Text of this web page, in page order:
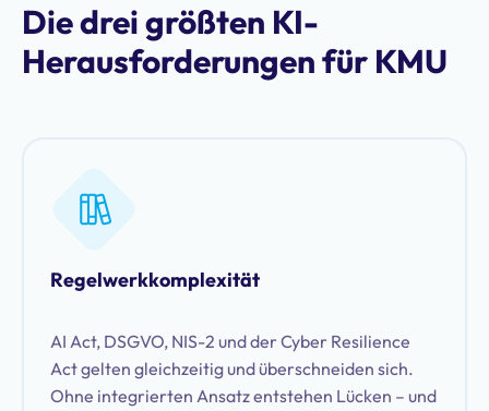
Die drei größten KI-
Herausforderungen für KMU
Regelwerkkomplexität
AI Act, DSGVO, NIS-2 und der Cyber Resilience
Act gelten gleichzeitig und überschneiden sich.
Ohne integrierten Ansatz entstehen Lücken – und